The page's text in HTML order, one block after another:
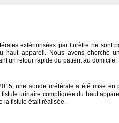
extériorisées par l’urètre ne sont
haut appareil. Nous avons cherché
un retour rapide du patient au domicile.
une sonde urétérale a été mise en
urinaire compliquée du haut
la fistule était réalisée.